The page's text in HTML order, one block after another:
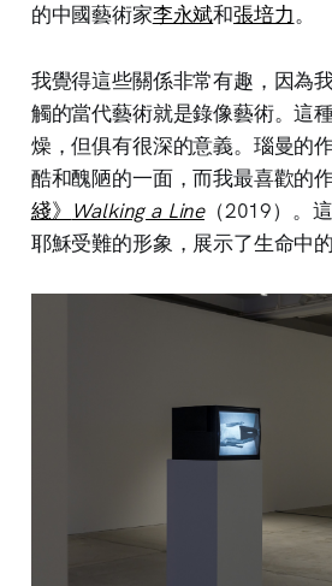
的中國藝術家李永斌和張培力。
我覺得這些關係非常有趣，因為
觸的當代藝術就是錄像藝術。這
燥，但俱有很深的意義。瑙曼的
酷和醜陋的一面，而我最喜歡的
綫》 Walking a Line（2019）。
耶穌受難的形象，展示了生命中的